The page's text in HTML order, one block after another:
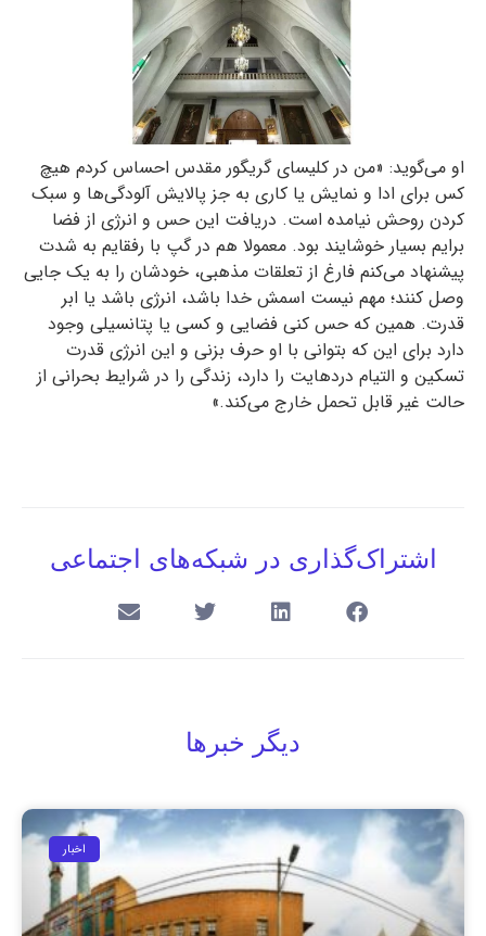
او می‌گوید: «من در کلیسای گریگور مقدس احساس کردم هیچ
کس برای ادا و نمایش یا کاری به جز پالایش آلودگی‌ها و سبک
کردن روحش نیامده است. دریافت این حس و انرژی از فضا
برایم بسیار خوشایند بود. معمولا هم در گپ با رفقایم به شدت
پیشنهاد می‌کنم فارغ از تعلقات مذهبی، خودشان را به یک جایی
وصل کنند؛ مهم نیست اسمش خدا باشد، انرژی باشد یا ابر
قدرت. همین که حس کنی فضایی و کسی یا پتانسیلی وجود
دارد برای این که بتوانی با او حرف بزنی و این انرژی قدرت
تسکین و التیام دردهایت را دارد، زندگی را در شرایط بحرانی از
حالت غیر قابل تحمل خارج می‌کند.»
اشتراک‌گذاری در شبکه‌های اجتماعی
دیگر خبرها
اخبار